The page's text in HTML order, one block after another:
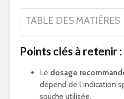
TABLE DES MATIÈRES
Points clés à retenir :
Le dosage
dépend de l’indication
souche utilisée.